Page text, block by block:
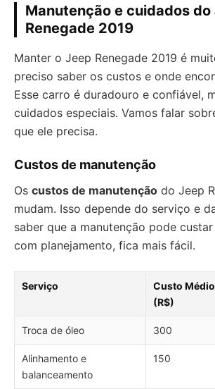
Manutenção e cuidados do
Renegade 2019
Manter o Jeep Renegade 2019 é
preciso saber os custos e onde
Esse carro é duradouro e confiável,
cuidados especiais. Vamos falar
que ele precisa.
Custos de manutenção
Os custos de manutenção do Jeep
mudam. Isso depende do serviço e
saber que a manutenção pode
com planejamento, fica mais fácil.
Serviço
Custo Médio
(R$)
Troca de óleo 300
Alinhamento e
balanceamento
150